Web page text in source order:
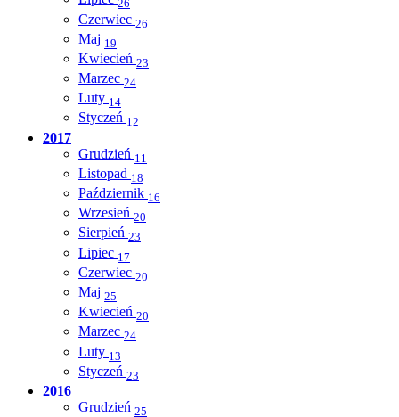
26
Czerwiec 26
Maj 19
Kwiecień 23
Marzec 24
Luty 14
Styczeń 12
2017
Grudzień 11
Listopad 18
Październik 16
Wrzesień 20
Sierpień 23
Lipiec 17
Czerwiec 20
Maj 25
Kwiecień 20
Marzec 24
Luty 13
Styczeń 23
2016
Grudzień 25